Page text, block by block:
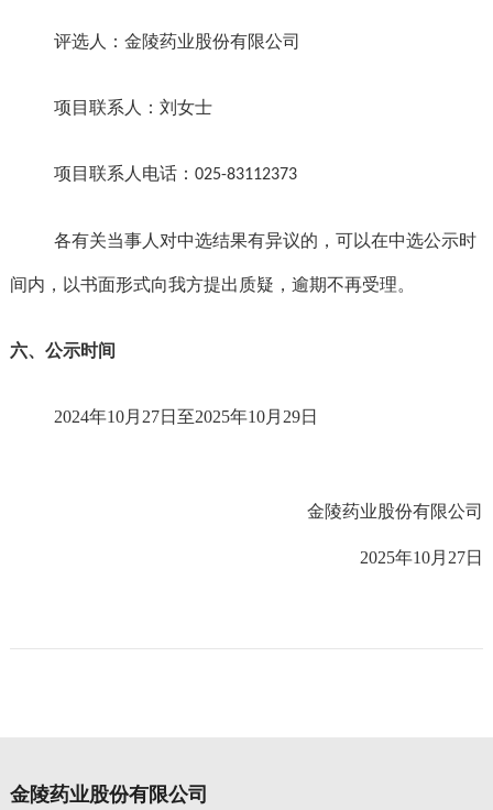
评选人：金陵药业股份有限公司
项目联系人： 刘 女士
项目联系人电话： 025-83112373
各有关当事人对中选结果有异议的，可以在中选公示时
间内，以书面形式向我方提出质疑，逾期不再受理。
六、公示时间
2024年10月 27日至2025年10月 29日
金陵药业股份有限公司
2025年10月 27日
金陵药业股份有限公司